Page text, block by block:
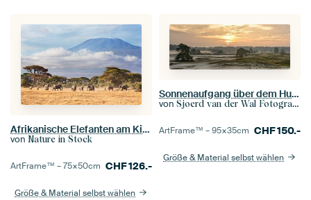
Afrikanische Elefanten am Kilimanjaro
von Nature in Stock
ArtFrame™ –75×50cm CHF126.-
Größe & Material selbst wählen
Sonnenaufgang über dem Hulshorsterzand
von Sjoerd van der Wal Fotografie
ArtFrame™ –95×35cm CHF150.-
Größe & Material selbst wählen